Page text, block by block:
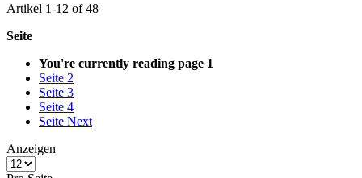
Artikel 1-12 of48
Seite
You're currently reading page 1
Seite 2
Seite 3
Seite 4
Seite Next
Anzeigen